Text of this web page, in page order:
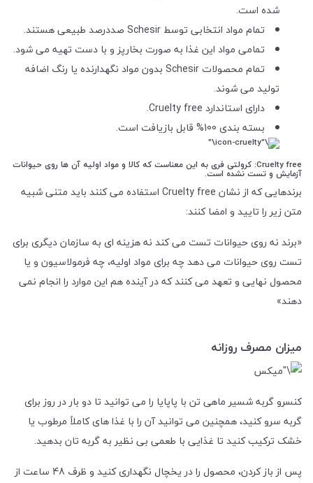
شده است.
تمام مواد انتخابی توسط Schesir صددرصد طبیعی هستند.
تمامی مواد این غذا به صورت بخارپز و با دست تهیه می شود.
تمام محصولات Schesir بدون مواد نگهدارنده یا رنگ اضافه
تولید می شوند.
دارای استاندارد Cruelty free.
بسته بندی 100% قابل بازیافت است.
Cruelty free: کرولتی فری به این معناست که کالا و مواد اولیه آن‌ ها روی حیوانات
آزمایش و تست نشده است.
برندهایی که از نشان Cruelty free استفاده می کنند باید متنی شبیه
متن زیر را تایید و امضا کنند:
«برند نه روی حیوانات تست می‌ کند نه هزینه‌ ای به سازمان دیگری برای
تست روی حیوانات می‌ دهد چه برای مواد اولیه، چه فرمولاسیون و یا
محصول نهایی و تعهد می‌ کنند که در آینده هم این موارد را انجام نمی‌
دهند»
میزان مصرف روزانه
کنسرو گربه شسیر ماهی تن با پاپایا را می توانید تا دو بار در روز برای
گربه سرو کنید، همچنین می توانید آن را با غذا های کاملاً مرطوب یا
خشک ترکیب کنید تا غذایی با طعمی بی‌ نظیر به گربه‌ تان بدهید.
پس از باز کردن، محصول را در یخچال نگهداری کنید و ظرف 48 ساعت از